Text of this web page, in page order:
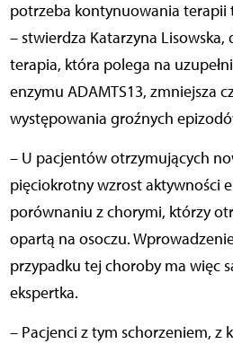
potrzeba kontynuowania terapii
– stwierdza Katarzyna Lisowska,
terapia, która polega na
enzymu ADAMTS13, zmniejsza
występowania groźnych
– U pacjentów otrzymujących
pięciokrotny wzrost aktywności
porównaniu z chorymi, którzy
opartą na osoczu.
przypadku tej choroby ma więc
ekspertka.
– Pacjenci z tym schorzeniem, z